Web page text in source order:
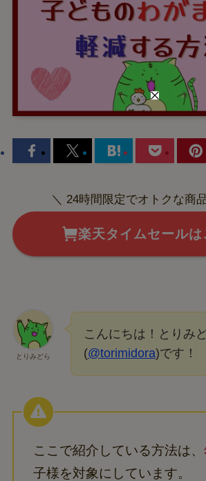
＼ 24時間限定でオトクな商
楽天タイムセールは
とりみどら
こんにちは！とりみ
(@torimidora)です！
ここで紹介している方法は、
子様を対象にしています。